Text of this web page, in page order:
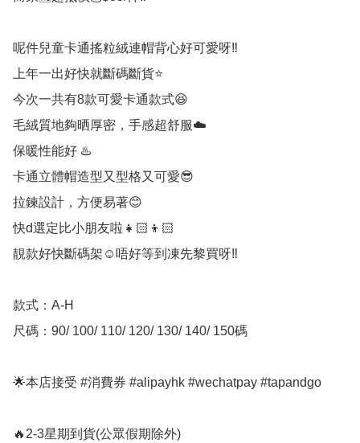
呢件兒童卡通搖粒絨連帽背心好可愛呀‼️
上年一出好快就斷碼斷貨⭐️
今次一共有8款可愛卡通款式😆
毛絨質地夠晒厚密，手感超舒服☁️
保暖性能好 ♨️
卡通立體帽造型又型格又可愛😎
拉鍊設計，方便易著😊
快d選定比小朋友啦👧🏻👦🏻
靚款好快斷碼架☺️唔好等到凍先黎買呀‼️
款式：A-H
尺碼：90/ 100/ 110/ 120/ 130/ 140/ 150碼
🌟本店接受 #消費券 #alipayhk #wechatpay #tapandgo
🔥2-3星期到貨(公眾假期除外)